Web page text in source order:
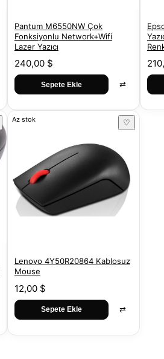
Pantum M6550NW Çok
Fonksiyonlu Network+Wifi
Lazer Yazıcı
240,00 $
Sepete Ekle ⇄
Az stok ♡
Lenovo 4Y50R20864 Kablosuz
Mouse
12,00 $
Sepete Ekle ⇄